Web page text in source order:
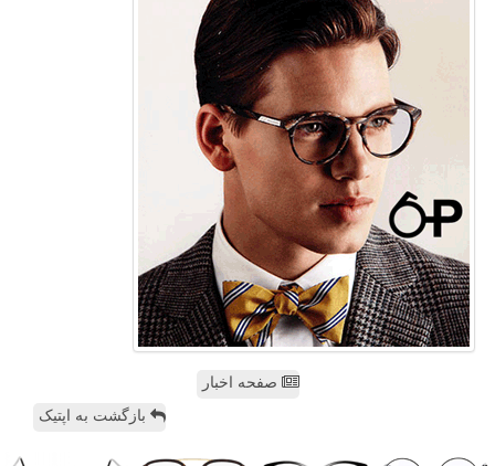
صفحه اخبار
بازگشت به اپتیک